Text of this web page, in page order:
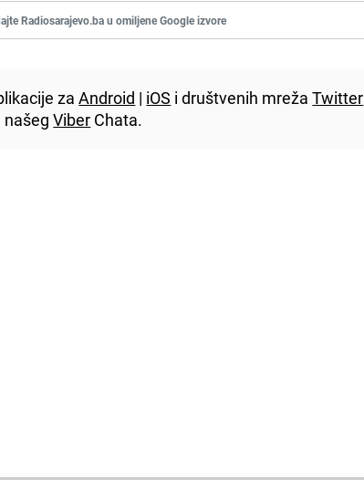
Radiosarajevo.ba u omiljene Google izvore
zaAndroid | iOS i društvenih mrežaTwitter
našegViber Chata.